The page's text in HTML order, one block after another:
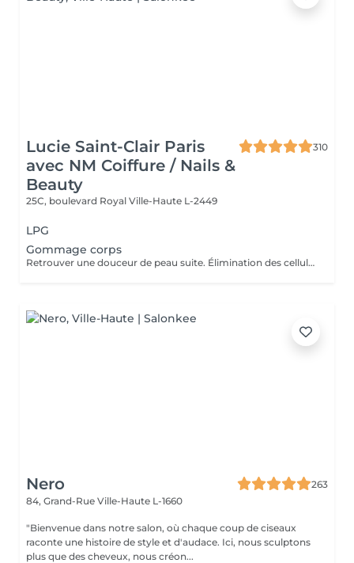
Lucie Saint-Clair Paris
avec NM Coiffure / Nails &
Beauty
310
25C, boulevard Royal Ville-Haute L-2449
LPG
Gommage corps
Retrouver une douceur de peau suite. Élimination des cellules mortes présentes à la surface de la peau stimulant ainsi le renouvellement cellulaire naturel.
Nero
263
84, Grand-Rue Ville-Haute L-1660
"Bienvenue dans notre salon, où chaque coup de ciseaux
raconte une histoire de style et d'audace. Ici, nous sculptons
plus que des cheveux, nous créon...